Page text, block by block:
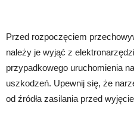
Przed rozpoczęciem
należy je wyjąć z
przypadkowego uruchomienia
uszkodzeń. Upewnij się, że
od źródła zasilania przed